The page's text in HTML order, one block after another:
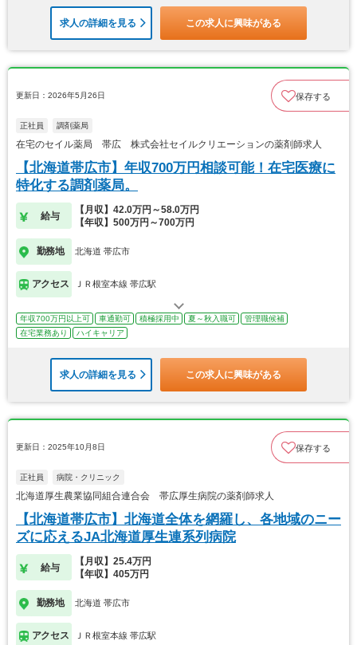
求人の詳細を見る この求人に興味がある
更新日：2026年5月26日 保存する
正社員 調剤薬局
在宅のセイル薬局 帯広 株式会社セイルクリエーションの薬剤師求人
【北海道帯広市】年収700万円相談可能！在宅医療に
特化する調剤薬局。
給与
【月収】42.0万円～58.0万円
【年収】500万円～700万円
勤務地 北海道 帯広市
アクセス ＪＲ根室本線 帯広駅
年収700万円以上可 車通勤可 積極採用中 夏～秋入職可
管理職候補
在宅業務あり
ハイキャリア
求人の詳細を見る この求人に興味がある
更新日：2025年10月8日 保存する
正社員 病院・クリニック
北海道厚生農業協同組合連合会 帯広厚生病院の薬剤師求人
【北海道帯広市】北海道全体を網羅し、各地域のニー
ズに応えるJA北海道厚生連系列病院
給与
【月収】25.4万円
【年収】405万円
勤務地 北海道 帯広市
アクセス ＪＲ根室本線 帯広駅